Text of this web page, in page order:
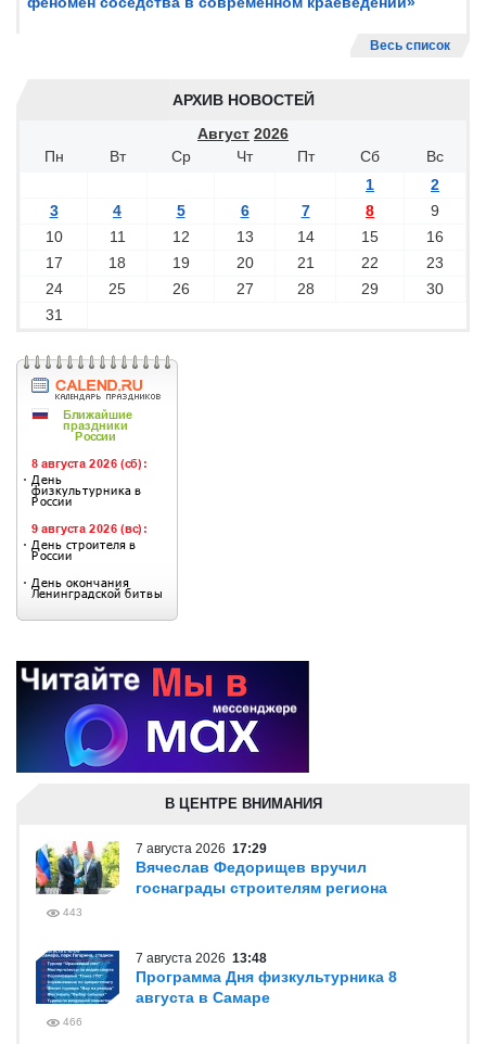
Весь список
АРХИВ НОВОСТЕЙ
Август 2026
Пн
Вт Ср Чт Пт Сб
Вс
1
2
3
4 5 6 7 8
9
10
11 12 13 14 15
16
17
18 19 20 21 22
23
24
25 26 27 28 29
30
31
В ЦЕНТРЕ ВНИМАНИЯ
7 августа 2026 17:29
Вячеслав Федорищев вручил
госнаграды строителям региона
443
7 августа 2026 13:48
Программа Дня физкультурника 8
августа в Самаре
466